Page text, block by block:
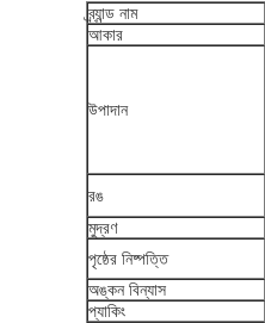
ব্র্যান্ড নাম
আকার
উপাদান
রঙ
মুদ্রণ
পৃষ্ঠের নিষ্পত্তি
অঙ্কন বিন্যাস
প্যাকিং